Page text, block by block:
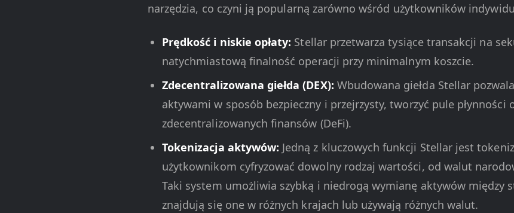
narzędzia, co czyni ją popularną zarówno wśród użytkowników
Prędkość i niskie opłaty: Stellar przetwarza tysiące transakcji na
natychmiastową finalność operacji przy minimalnym koszcie.
Zdecentralizowana giełda (DEX): Wbudowana giełda Stellar
aktywami w sposób bezpieczny i przejrzysty, tworzyć pule płynności
zdecentralizowanych finansów (DeFi).
Tokenizacja aktywów: Jedną z kluczowych funkcji Stellar jest
użytkownikom cyfryzować dowolny rodzaj wartości, od walut
Taki system umożliwia szybką i niedrogą wymianę aktywów między
znajdują się one w różnych krajach lub używają różnych walut.